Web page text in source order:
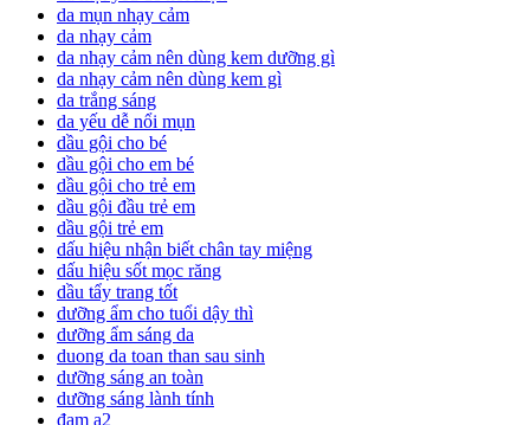
da mụn nhạy cảm
da nhạy cảm
da nhạy cảm nên dùng kem dưỡng gì
da nhạy cảm nên dùng kem gì
da trắng sáng
da yếu dễ nổi mụn
dầu gội cho bé
dầu gội cho em bé
dầu gội cho trẻ em
dầu gội đầu trẻ em
dầu gội trẻ em
dấu hiệu nhận biết chân tay miệng
dấu hiệu sốt mọc răng
dầu tẩy trang tốt
dưỡng ẩm cho tuổi dậy thì
dưỡng ẩm sáng da
duong da toan than sau sinh
dưỡng sáng an toàn
dưỡng sáng lành tính
đạm a2